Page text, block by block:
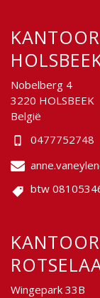
Nobelberg 4
3220 HOLSBEEK
België
0477752748
btw
Wingepark 33B